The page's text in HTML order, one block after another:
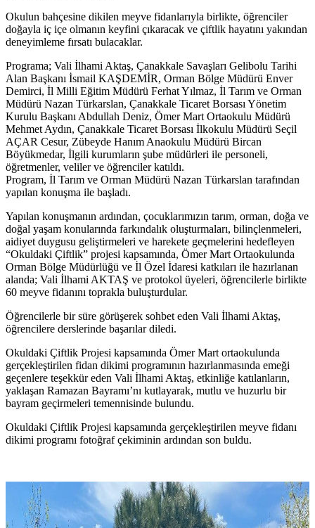
Okulun bahçesine dikilen meyve fidanlarıyla birlikte, öğrenciler
doğayla iç içe olmanın keyfini çıkaracak ve çiftlik hayatını yakından
deneyimleme fırsatı bulacaklar.
Programa; Vali İlhami Aktaş, Çanakkale Savaşları Gelibolu Tarihi
Alan Başkanı İsmail KAŞDEMİR, Orman Bölge Müdürü Enver
Demirci, İl Milli Eğitim Müdürü Ferhat Yılmaz, İl Tarım ve Orman
Müdürü Nazan Türkarslan, Çanakkale Ticaret Borsası Yönetim
Kurulu Başkanı Abdullah Deniz, Ömer Mart Ortaokulu Müdürü
Mehmet Aydın, Çanakkale Ticaret Borsası İlkokulu Müdürü Seçil
AÇAR Cesur, Zübeyde Hanım Anaokulu Müdürü Bircan
Böyükmedar, İlgili kurumların şube müdürleri ile personeli,
öğretmenler, veliler ve öğrenciler katıldı.
Program, İl Tarım ve Orman Müdürü Nazan Türkarslan tarafından
yapılan konuşma ile başladı.
Yapılan konuşmanın ardından, çocuklarımızın tarım, orman, doğa ve
doğal yaşam konularında farkındalık oluşturmaları, bilinçlenmeleri,
aidiyet duygusu geliştirmeleri ve harekete geçmelerini hedefleyen
“Okuldaki Çiftlik” projesi kapsamında, Ömer Mart Ortaokulunda
Orman Bölge Müdürlüğü ve İl Özel İdaresi katkıları ile hazırlanan
alanda; Vali İlhami AKTAŞ ve protokol üyeleri, öğrencilerle birlikte
60 meyve fidanını toprakla buluşturdular.
Öğrencilerle bir süre görüşerek sohbet eden Vali İlhami Aktaş,
öğrencilere derslerinde başarılar diledi.
Okuldaki Çiftlik Projesi kapsamında Ömer Mart ortaokulunda
gerçekleştirilen fidan dikimi programının hazırlanmasında emeği
geçenlere teşekkür eden Vali İlhami Aktaş, etkinliğe katılanların,
yaklaşan Ramazan Bayramı’nı kutlayarak, mutlu ve huzurlu bir
bayram geçirmeleri temennisinde bulundu.
Okuldaki Çiftlik Projesi kapsamında gerçekleştirilen meyve fidanı
dikimi programı fotoğraf çekiminin ardından son buldu.